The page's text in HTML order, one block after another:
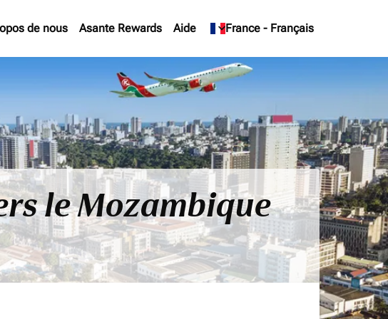
de nous Asante Rewards Aide France - Français
keyboard_arrow_down
le Mozambique